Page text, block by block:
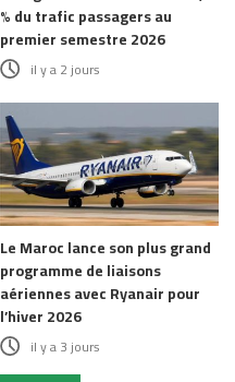
% du trafic passagers au
premier semestre 2026
il y a 2 jours
Le Maroc lance son plus grand
programme de liaisons
aériennes avec Ryanair pour
l’hiver 2026
il y a 3 jours